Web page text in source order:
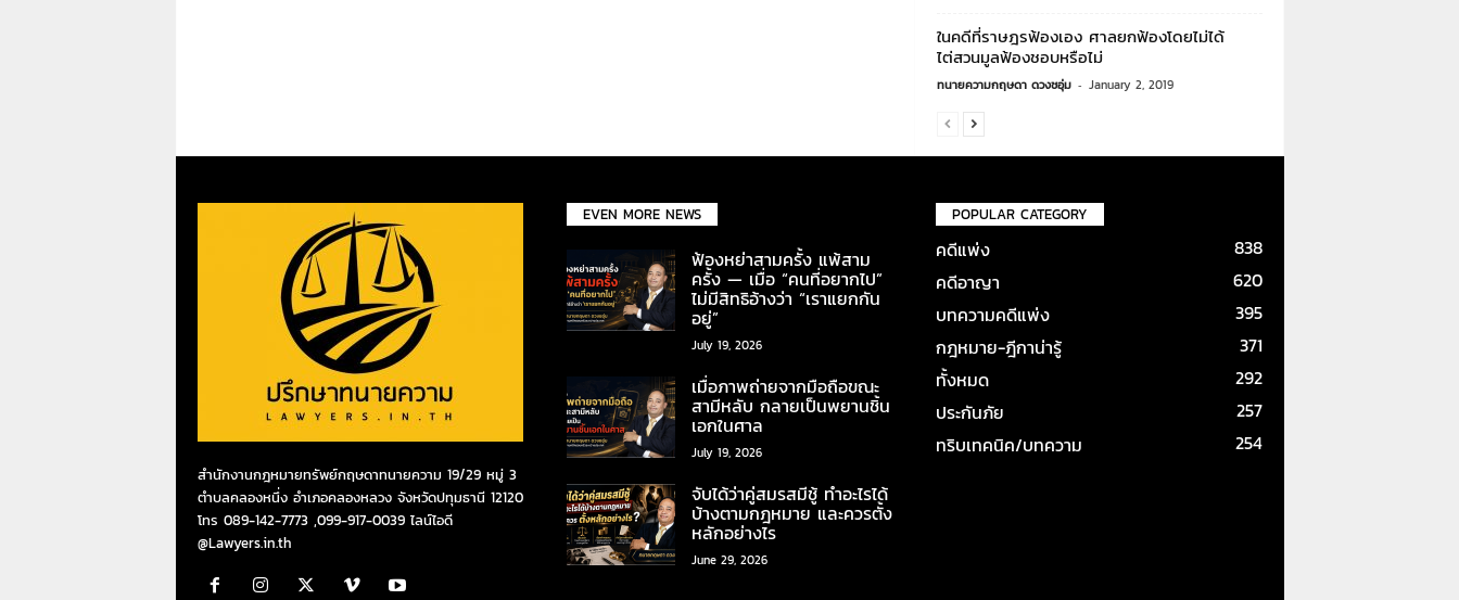
ในคดีที่ราษฎรฟ้องเอง ศาลยกฟ้องโดยไม่ได้
ไต่สวนมูลฟ้องชอบหรือไม่
ทนายความกฤษดา ดวงชอุ่ม - January 2, 2019
สำนักงานกฎหมายทรัพย์กฤษดาทนายความ 19/29 หมู่ 3
ตำบลคลองหนึ่ง อำเภอคลองหลวง จังหวัดปทุมธานี 12120
โทร 089-142-7773 ,099-917-0039 ไลน์ไอดี
@Lawyers.in.th
EVEN MORE NEWS
ฟ้องหย่าสามครั้ง แพ้สาม
ครั้ง — เมื่อ “คนที่อยากไป”
ไม่มีสิทธิอ้างว่า “เราแยกกัน
อยู่”
July 19, 2026
เมื่อภาพถ่ายจากมือถือขณะ
สามีหลับ กลายเป็นพยานชิ้น
เอกในศาล
July 19, 2026
จับได้ว่าคู่สมรสมีชู้ ทำอะไรได้
บ้างตามกฎหมาย และควรตั้ง
หลักอย่างไร
June 29, 2026
POPULAR CATEGORY
คดีแพ่ง
838
คดีอาญา
620
บทความคดีแพ่ง
395
กฎหมาย-ฎีกาน่ารู้
371
ทั้งหมด
292
ประกันภัย
257
ทริบเทคนิค/บทความ
254